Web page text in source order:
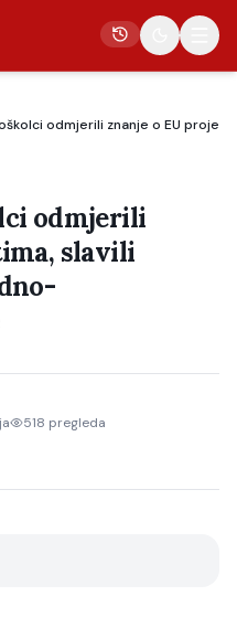
odmjerili znanje o EU
odmjerili
slavili
518 pregleda